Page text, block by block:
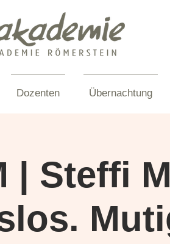
Dozenten Übernachtung
| Steffi